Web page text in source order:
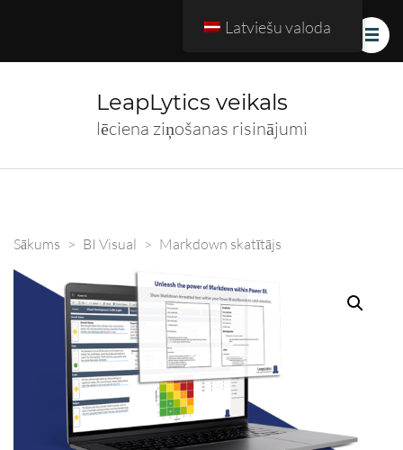
LeapLytics veikals
lēciena ziņošanas risinājumi
Sākums > BI Visual > Markdown skatītājs
Latviešu valoda